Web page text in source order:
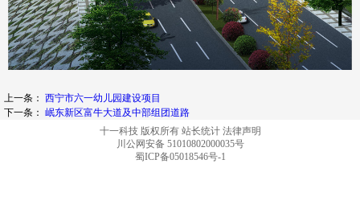
上一条： 西宁市六一幼儿园建设项目
下一条： 岷东新区富牛大道及中部组团道路
十一科技 版权所有 站长统计 法律声明
川公网安备 51010802000035号
蜀ICP备05018546号-1